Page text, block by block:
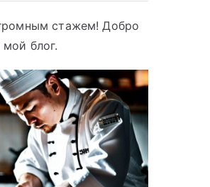
стажем! Добро
блог.